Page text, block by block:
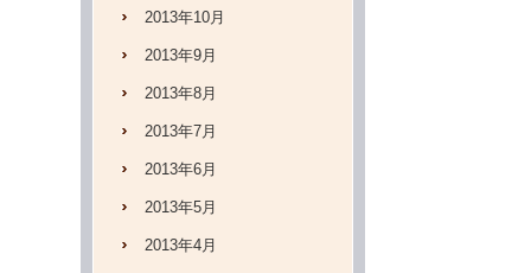
2013年10月
2013年9月
2013年8月
2013年7月
2013年6月
2013年5月
2013年4月